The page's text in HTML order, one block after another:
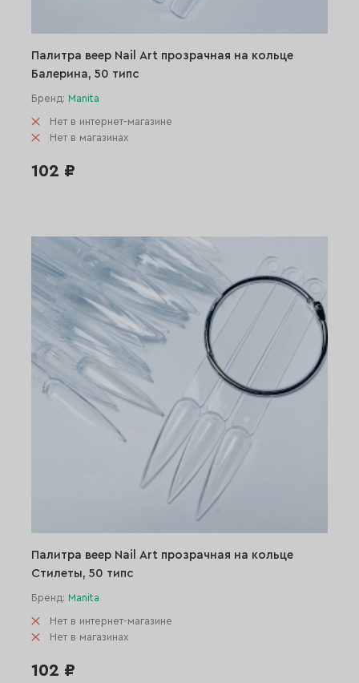
Палитра веер Nail Art прозрачная на кольце
Балерина, 50 типс
Бренд: Manita
Нет в интернет-магазине
Нет в магазинах
102 ₽
Палитра веер Nail Art прозрачная на кольце
Стилеты, 50 типс
Бренд: Manita
Нет в интернет-магазине
Нет в магазинах
102 ₽